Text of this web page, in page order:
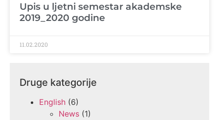
Upis u ljetni semestar akademske
2019_2020 godine
11.02.2020
Druge kategorije
English (6)
News (1)